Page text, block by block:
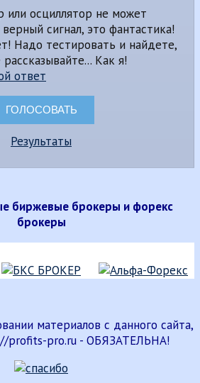
или осциллятор не может
сигнал, это фантастика!
Надо тестировать и найдете,
Как я!
ответ
Результаты
биржевые брокеры и форекс
брокеры
материалов с данного сайта,
profits-pro.ru - ОБЯЗАТЕЛЬНА!